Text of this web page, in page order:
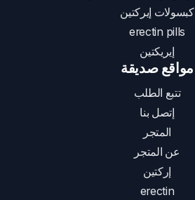
كبسولات إيركتين
erectin pills
إيريكتين
مواقع صديقة
تتبع الطلب
إتصل بنا
المتجر
عن المتجر
إركتين
erectin